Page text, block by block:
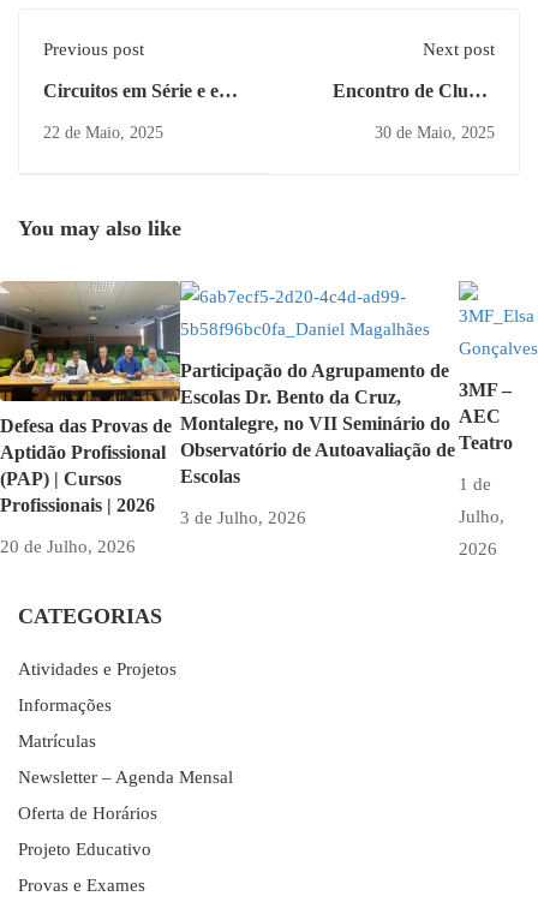
Previous post
Circuitos em Série e em
22 de Maio, 2025
Next post
Encontro de Clubes
30 de Maio, 2025
You may also like
Defesa das Provas de
Aptidão Profissional
(PAP) | Cursos
Profissionais | 2026
20 de Julho, 2026
Participação do Agrupamento de
Escolas Dr. Bento da Cruz,
Montalegre, no VII Seminário do
Observatório de Autoavaliação de
Escolas
3 de Julho, 2026
3MF –
AEC
Teatro
1 de
Julho,
2026
CATEGORIAS
Atividades e Projetos
Informações
Matrículas
Newsletter – Agenda Mensal
Oferta de Horários
Projeto Educativo
Provas e Exames